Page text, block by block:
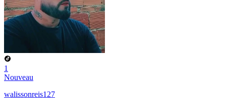
1
Nouveau
walissonreis127